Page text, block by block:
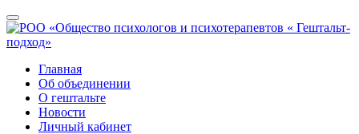
Переключить
верхнее
меню
Главная
Об объединении
О гештальте
Новости
Личный кабинет